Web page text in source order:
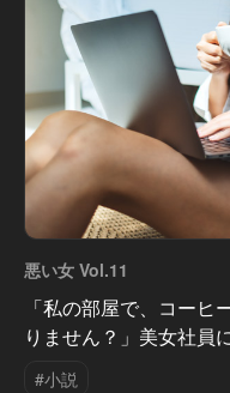
悪い女 Vol.11
「私の部屋で、コーヒ
りません？」美女社員
#小説